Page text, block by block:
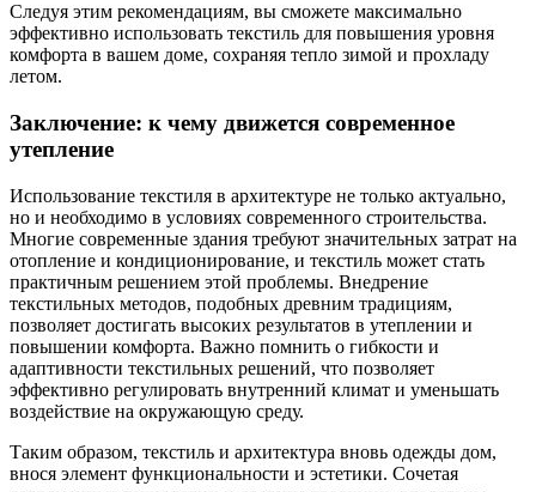
Следуя этим рекомендациям, вы сможете максимально
эффективно использовать текстиль для повышения уровня
комфорта в вашем доме, сохраняя тепло зимой и прохладу
летом.
Заключение: к чему движется современное
утепление
Использование текстиля в архитектуре не только актуально,
но и необходимо в условиях современного строительства.
Многие современные здания требуют значительных затрат на
отопление и кондиционирование, и текстиль может стать
практичным решением этой проблемы. Внедрение
текстильных методов, подобных древним традициям,
позволяет достигать высоких результатов в утеплении и
повышении комфорта. Важно помнить о гибкости и
адаптивности текстильных решений, что позволяет
эффективно регулировать внутренний климат и уменьшать
воздействие на окружающую среду.
Таким образом, текстиль и архитектура вновь одежды дом,
внося элемент функциональности и эстетики. Сочетая